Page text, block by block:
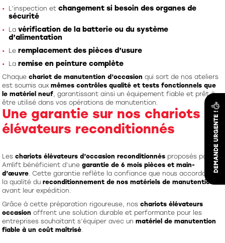
L’inspection et changement si besoin des organes de
sécurité
La vérification de la batterie ou du système
d’alimentation
Le remplacement des pièces d’usure
La remise en peinture complète
Chaquechariot de manutention d’occasion qui sort de nos ateliers
est soumis auxmêmes contrôles qualité et tests fonctionnels que
le matériel neuf, garantissant ainsi un équipement fiable et prêt à
être utilisé dans vos opérations de manutention.
Une garantie sur nos chariots
élévateurs reconditionnés
Leschariots élévateurs d’occasion reconditionnés proposés par
Amlift bénéficient d’unegarantie de 6 mois pièces et main-
d’œuvre. Cette garantie reflète la confiance que nous accordons à
la qualité dureconditionnement de nos matériels de manutention
avant leur expédition.
Grâce à cette préparation rigoureuse, noschariots élévateurs
occasion offrent une solution durable et performante pour les
entreprises souhaitant s’équiper avec unmatériel de manutention
fiable à un coût maîtrisé.